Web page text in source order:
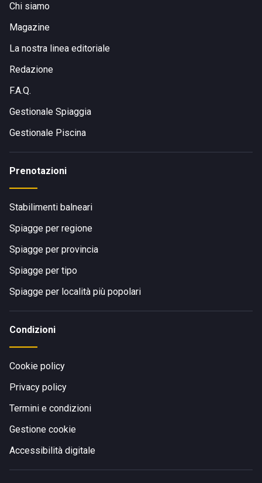
Chi siamo
Magazine
La nostra linea editoriale
Redazione
F.A.Q.
Gestionale Spiaggia
Gestionale Piscina
Prenotazioni
Stabilimenti balneari
Spiagge per regione
Spiagge per provincia
Spiagge per tipo
Spiagge per località più popolari
Condizioni
Cookie policy
Privacy policy
Termini e condizioni
Gestione cookie
Accessibilità digitale